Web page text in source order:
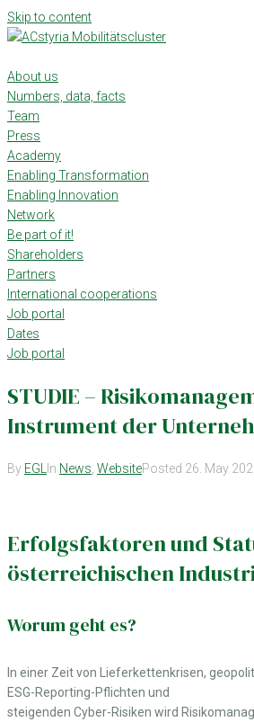
Skip to content
About us
Numbers, data, facts
Team
Press
Academy
Enabling Transformation
Enabling Innovation
Network
Be part of it!
Shareholders
Partners
International cooperations
Job portal
Dates
Job portal
STUDIE –
Instrument der
By EGL In News WebsitePosted 26. May
Erfolgsfaktoren und
österreichischen
Worum geht es?
In einer Zeit von Lieferkettenkrisen,
ESG-Reporting-Pflichten und
steigenden Cyber-Risiken wird